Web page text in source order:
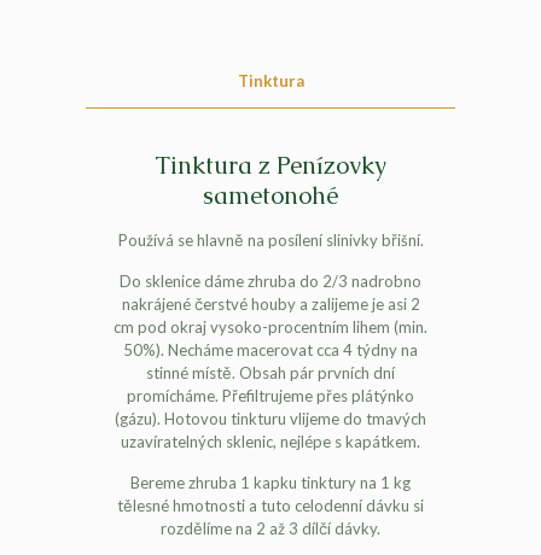
Tinktura
Tinktura z Penízovky
sametonohé
Používá se hlavně na posílení slinivky břišní.
Do sklenice dáme zhruba do 2/3 nadrobno
nakrájené čerstvé houby a zalijeme je asi 2
cm pod okraj vysoko-procentním lihem (min.
50%). Necháme macerovat cca 4 týdny na
stinné místě. Obsah pár prvních dní
promícháme. Přefiltrujeme přes plátýnko
(gázu). Hotovou tinkturu vlijeme do tmavých
uzavíratelných sklenic, nejlépe s kapátkem.
Bereme zhruba 1 kapku tinktury na 1 kg
tělesné hmotnosti a tuto celodenní dávku si
rozdělíme na 2 až 3 dílčí dávky.